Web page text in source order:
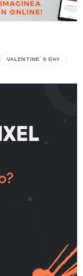
VALENTINE`S DAY